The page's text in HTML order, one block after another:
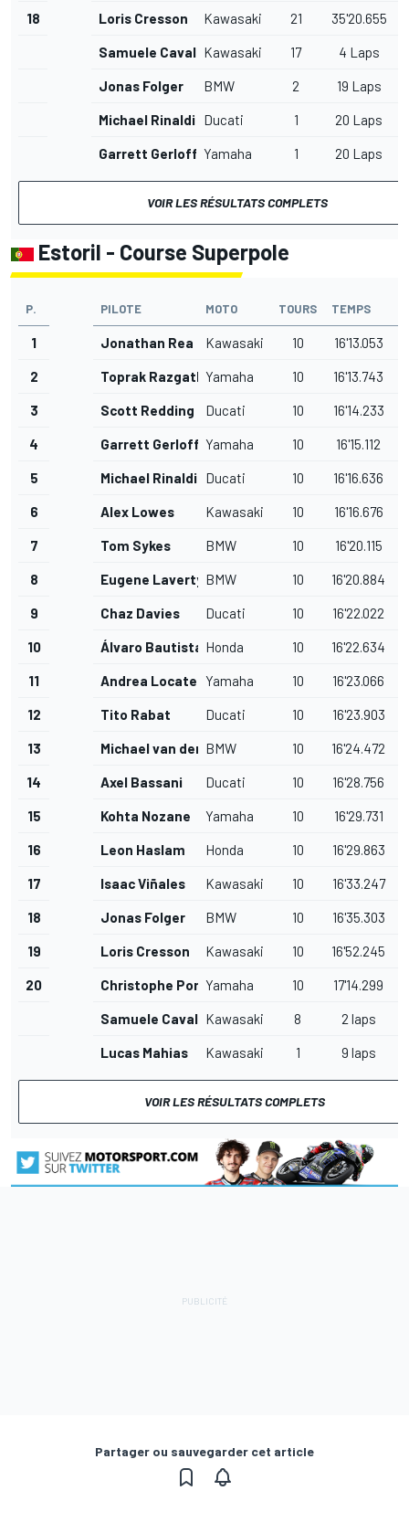
18 Loris Cresson Kawasaki 21 35'20.655
Samuele CavalieriKawasaki 17 4 Laps
Jonas Folger BMW 2 19 Laps
Michael Rinaldi Ducati 1 20 Laps
Garrett Gerloff Yamaha 1 20 Laps
VOIR LES RÉSULTATS COMPLETS
Estoril - Course Superpole
P. PILOTE MOTO TOURS TEMPS
1 Jonathan Rea Kawasaki 10 16'13.053
2 Toprak RazgatliogluYamaha 10 16'13.743
3 Scott Redding Ducati 10 16'14.233
4 Garrett Gerloff Yamaha 10 16'15.112
5 Michael Rinaldi Ducati 10 16'16.636
6 Alex Lowes Kawasaki 10 16'16.676
7 Tom Sykes BMW 10 16'20.115
8 Eugene Laverty BMW 10 16'20.884
9 Chaz Davies Ducati 10 16'22.022
10 Álvaro Bautista Honda 10 16'22.634
11 Andrea LocatelliYamaha 10 16'23.066
12 Tito Rabat Ducati 10 16'23.903
13 Michael van der Mark
BMW 10 16'24.472
14 Axel Bassani Ducati 10 16'28.756
15 Kohta Nozane Yamaha 10 16'29.731
16 Leon Haslam Honda 10 16'29.863
17 Isaac Viñales Kawasaki 10 16'33.247
18 Jonas Folger BMW 10 16'35.303
19 Loris Cresson Kawasaki 10 16'52.245
20 Christophe PonssonYamaha 10 17'14.299
Samuele CavalieriKawasaki 8 2 laps
Lucas Mahias Kawasaki 1 9 laps
VOIR LES RÉSULTATS COMPLETS
Partager ou sauvegarder cet article